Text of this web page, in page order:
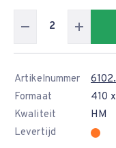
Artikelnummer
Formaat
410
Kwaliteit
HM
Levertijd